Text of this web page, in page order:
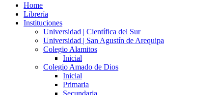
Home
Librería
Instituciones
Universidad | Científica del Sur
Universidad | San Agustín de Arequipa
Colegio Alamitos
Inicial
Colegio Amado de Dios
Inicial
Primaria
Secundaria